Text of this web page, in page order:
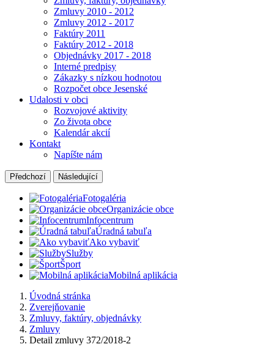
Zmluvy 2010 - 2012
Zmluvy 2012 - 2017
Faktúry 2011
Faktúry 2012 - 2018
Objednávky 2017 - 2018
Interné predpisy
Zákazky s nízkou hodnotou
Rozpočet obce Jesenské
Udalosti v obci
Rozvojové aktivity
Zo života obce
Kalendár akcií
Kontakt
Napíšte nám
Předchozí Následující
Fotogaléria
Organizácie obce
Infocentrum
Úradná tabuľa
Ako vybaviť
Služby
Šport
Mobilná aplikácia
Úvodná stránka
Zverejňovanie
Zmluvy, faktúry, objednávky
Zmluvy
Detail zmluvy 372/2018-2